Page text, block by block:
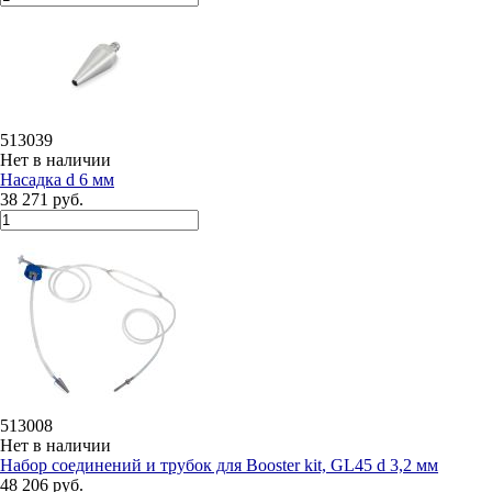
513039
Нет в наличии
Насадка d 6 мм
38 271 руб.
513008
Нет в наличии
Набор соединений и трубок для Booster kit, GL45 d 3,2 мм
48 206 руб.